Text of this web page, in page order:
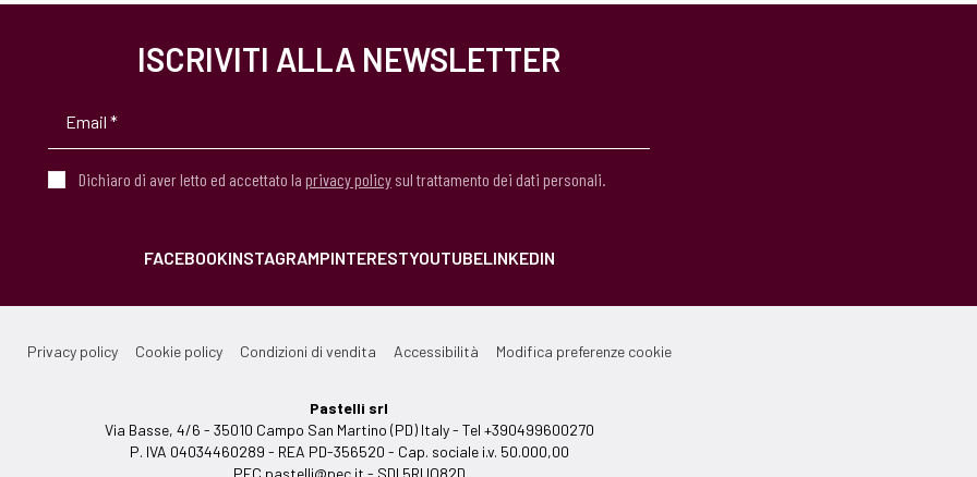
ISCRIVITI ALLA NEWSLETTER
Dichiaro di aver letto ed accettato la privacy policy sul trattamento dei dati personali.
FACEBOOKINSTAGRAMPINTERESTYOUTUBELINKEDIN
Privacy policy Cookie policy Condizioni di vendita Accessibilità Modifica preferenze cookie
Pastelli srl
Via Basse, 4/6 - 35010 Campo San Martino (PD) Italy - Tel +390499600270
P. IVA 04034460289 - REA PD-356520 - Cap. sociale i.v. 50.000,00
PEC pastelli@pec.it - SDI 5RUO82D